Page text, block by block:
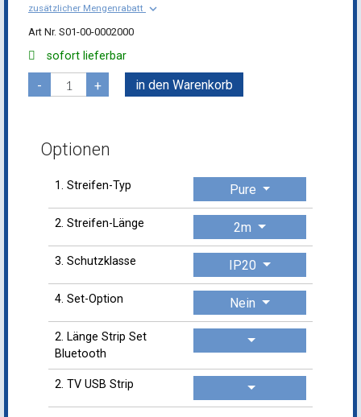
zusätzlicher Mengenrabatt keyboard_arrow_down
S01-00-0002000
sofort lieferbar
- + in den Warenkorb
Optionen
1. Streifen-Typ Pure
2. Streifen-Länge 2m
3. Schutzklasse IP20
4. Set-Option Nein
2. Länge Strip Set
Bluetooth
2. TV USB Strip